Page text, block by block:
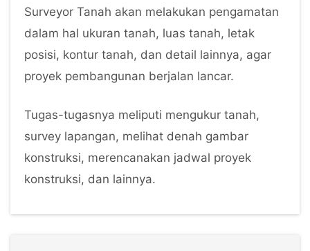
Surveyor Tanah akan melakukan pengamatan
dalam hal ukuran tanah, luas tanah, letak
posisi, kontur tanah, dan detail lainnya, agar
proyek pembangunan berjalan lancar.
Tugas-tugasnya meliputi mengukur tanah,
survey lapangan, melihat denah gambar
konstruksi, merencanakan jadwal proyek
konstruksi, dan lainnya.